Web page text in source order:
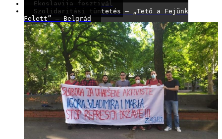
Ekoslavija fesztivál
Szolidaritási tüntetés – „Tető a Fejünk
Felett” – Belgrád